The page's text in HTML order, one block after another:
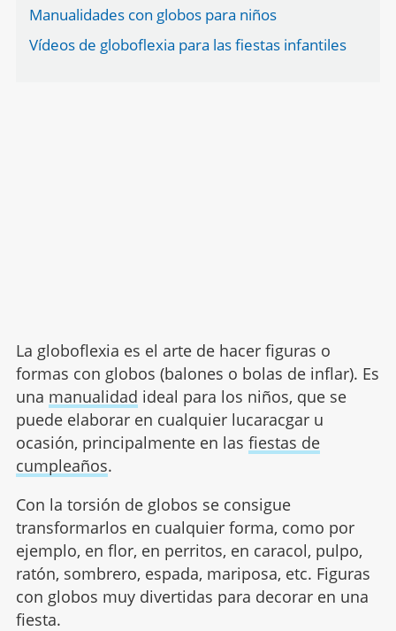
Manualidades con globos para niños
Vídeos de globoflexia para las fiestas infantiles
La globoflexia es el arte de hacer figuras o
formas con globos (balones o bolas de inflar). Es
una manualidad ideal para los niños, que se
puede elaborar en cualquier lucaracgar u
ocasión, principalmente en las fiestas de
cumpleaños.
Con la torsión de globos se consigue
transformarlos en cualquier forma, como por
ejemplo, en flor, en perritos, en caracol, pulpo,
ratón, sombrero, espada, mariposa, etc. Figuras
con globos muy divertidas para decorar en una
fiesta.